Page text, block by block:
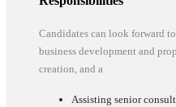
Candidates can look forward
business development and
creation, and a
Assisting senior